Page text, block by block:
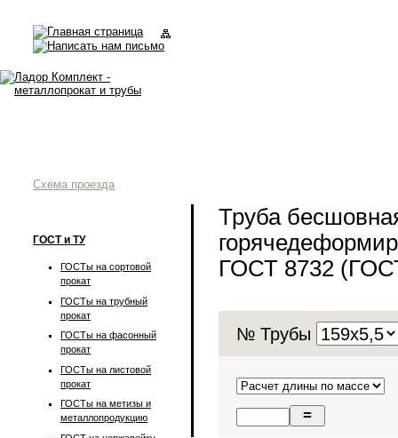
Схема проезда
ГОСТ и ТУ
ГОСТы на сортовой
прокат
ГОСТы на трубный
прокат
ГОСТы на фасонный
прокат
ГОСТы на листовой
прокат
ГОСТы на метизы и
металлопродукцию
Труба
ГОСТ 8732
№ Трубы